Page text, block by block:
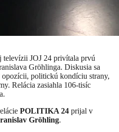
JOJ 24 privítala prvú
Gröhlinga. Diskusia sa
opozícii, politickú kondíciu strany,
Relácia zasiahla 106-tisíc
POLITIKA 24 prijal v
Gröhling.